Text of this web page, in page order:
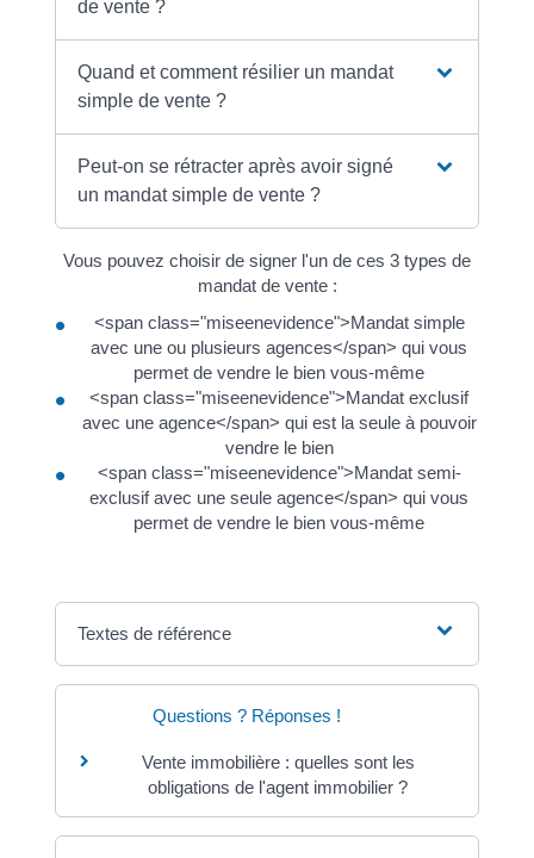
de vente ?
Quand et comment résilier un mandat
simple de vente ?
Peut-on se rétracter après avoir signé
un mandat simple de vente ?
Vous pouvez choisir de signer l'un de ces 3 types de
mandat de vente :
<span class="miseenevidence">Mandat simple
avec une ou plusieurs agences</span> qui vous
permet de vendre le bien vous-même
<span class="miseenevidence">Mandat exclusif
avec une agence</span> qui est la seule à pouvoir
vendre le bien
<span class="miseenevidence">Mandat semi-
exclusif avec une seule agence</span> qui vous
permet de vendre le bien vous-même
Textes de référence
Questions ? Réponses !
Vente immobilière : quelles sont les
obligations de l'agent immobilier ?